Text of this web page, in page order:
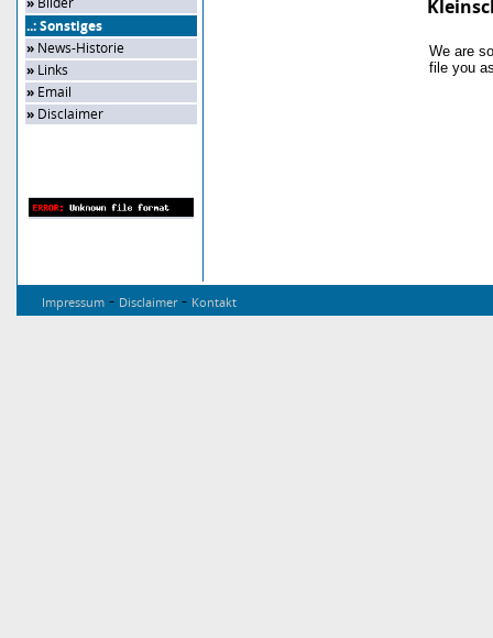
..: Sonstiges
» News-Historie
» Links
» Email
» Disclaimer
We are
file you
Impressum - Disclaimer- Kontakt